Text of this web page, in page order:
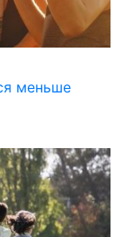
меньше